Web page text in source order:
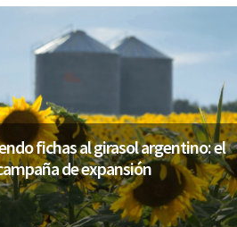
fichas al girasol argentino: el
de expansión